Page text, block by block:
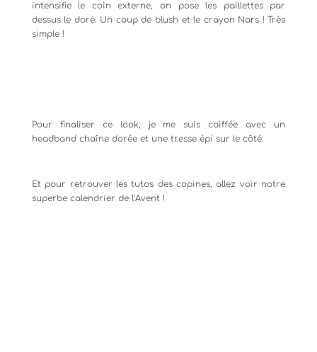
intensifie le coin externe, on pose les paillettes par
dessus le doré. Un coup de blush et le crayon Nars ! Très
simple !
Pour finaliser ce look, je me suis coiffée avec un
headband chaîne dorée et une tresse épi sur le côté.
Et pour retrouver les tutos des copines, allez voir notre
superbe calendrier de l’Avent !